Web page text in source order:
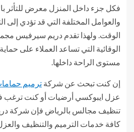
فكل جزء داخل المنزل معرض للتأثر
والعوامل المختلفة التي قد تؤدي إلى
الوقت. ولهذا تقدم دريم سيرفيس
الوقائية التي تساعد العملاء على
مستوى الراحة داخلها.
إن كنت تبحث عن شركة ترميم
عزل ايبوكسي أرضيات أو كنت
تنظيف مجالس بالرياض فإن شركة
كافة خدمات الترميم والتنظيف